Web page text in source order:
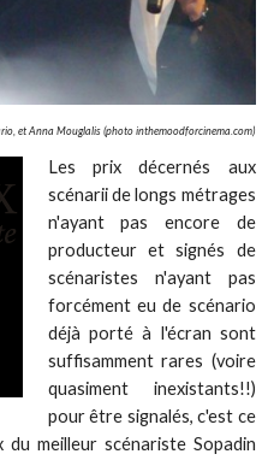
et Anna Mouglalis (photo inthemoodforcinema.com)
Les prix décernés aux
scénarii de longs métrages
n'ayant pas encore de
producteur et signés de
scénaristes n'ayant pas
forcément eu de scénario
déjà porté à l'écran sont
suffisamment rares (voire
quasiment inexistants!!)
pour être signalés, c'est ce
meilleur scénariste Sopadin